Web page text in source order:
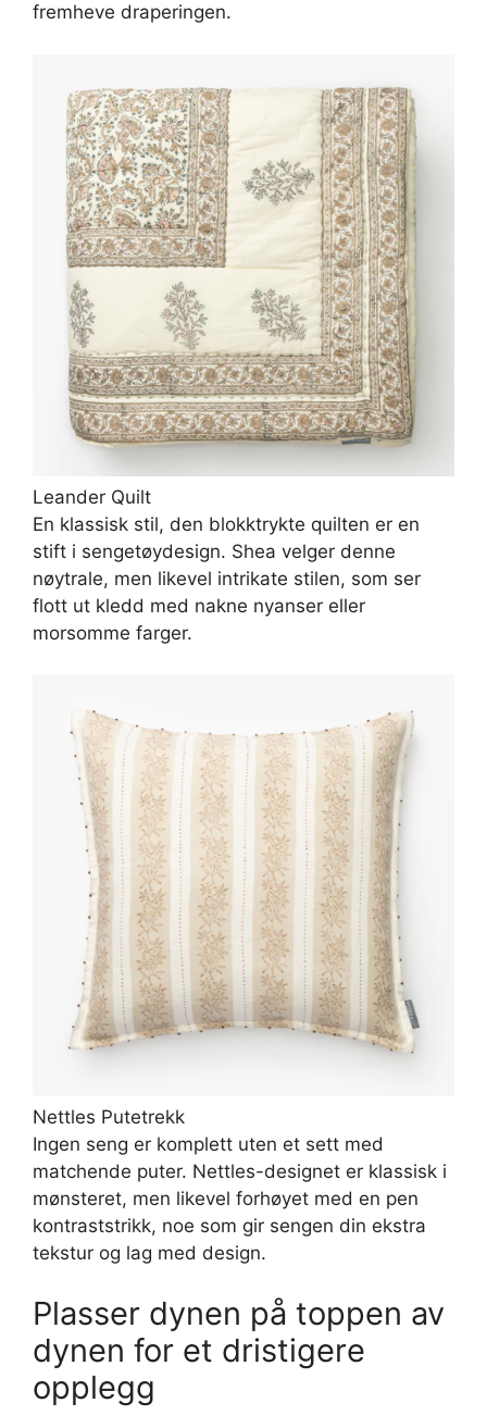
fremheve draperingen.
Leander Quilt
En klassisk stil, den blokktrykte quilten er en
stift i sengetøydesign. Shea velger denne
nøytrale, men likevel intrikate stilen, som ser
flott ut kledd med nakne nyanser eller
morsomme farger.
Nettles Putetrekk
Ingen seng er komplett uten et sett med
matchende puter. Nettles-designet er klassisk i
mønsteret, men likevel forhøyet med en pen
kontraststrikk, noe som gir sengen din ekstra
tekstur og lag med design.
Plasser dynen på toppen av
dynen for et dristigere
opplegg